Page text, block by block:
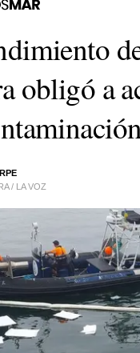
obligó a
/ LA VOZ